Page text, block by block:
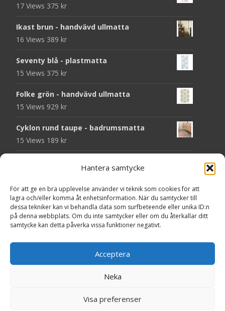
Hantera samtycke
För att ge en bra upplevelse använder vi teknik som cookies för att
lagra och/eller komma åt enhetsinformation. När du samtycker till
dessa tekniker kan vi behandla data som surfbeteende eller unika ID:n
på denna webbplats. Om du inte samtycker eller om du återkallar ditt
samtycke kan detta påverka vissa funktioner negativt.
Acceptera
Neka
Visa preferenser
17 Views 375 kr
Ikast brun - handvävd ullmatta
16 Views 389 kr
Seventy blå - plastmatta
15 Views 375 kr
Folke grön - handvävd ullmatta
15 Views 929 kr
Cyklon rund taupe - badrumsmatta
15 Views 189 kr
Seventy grå - plastmatta
14 Views375kr
Välkommen - dörrmatta i kokos
14 Views199kr
Seventy beige - plastmatta
Powered by WordPress, Themei-craftby TemplatesNext.